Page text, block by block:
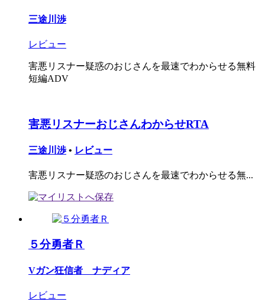
三途川渉
レビュー
害悪リスナー疑惑のおじさんを最速でわからせる無料
短編ADV
害悪リスナーおじさんわからせRTA
三途川渉 • レビュー
害悪リスナー疑惑のおじさんを最速でわからせる無...
５分勇者Ｒ
Vガン狂信者 ナディア
レビュー